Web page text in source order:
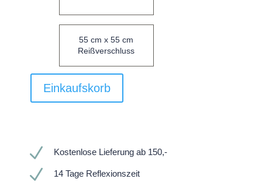
55 cm x 55 cm
Reißverschluss
Einkaufskorb
N Kostenlose Lieferung ab 150,-
N 14 Tage Reflexionszeit